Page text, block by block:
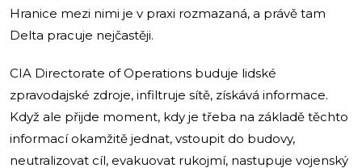
Hranice mezi nimi je v praxi rozmazaná, a právě tam
Delta pracuje nejčastěji.
CIA Directorate of Operations buduje lidské
zpravodajské zdroje, infiltruje sítě, získává informace.
Když ale přijde moment, kdy je třeba na základě těchto
informací okamžitě jednat, vstoupit do budovy,
neutralizovat cíl, evakuovat rukojmí, nastupuje vojenský